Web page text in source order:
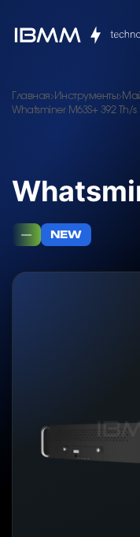
Главная Инструменты
Whatsminer M63S+ 392 Th/s
— NEW